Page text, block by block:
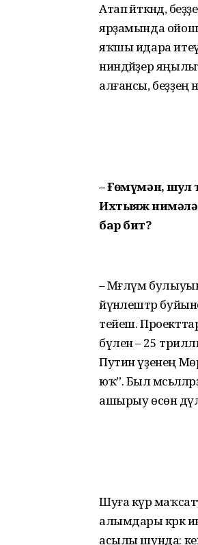
Атап әйткәндә,
ярҙамында
яҡшы идара
ниндәйҙер
алғансы, беҙҙең
– Ғөмүмән, шул
Ихтыяж
бар бит?
– Мәғлүм
йүнәлештәр
тейеш.
бүленә – 25
Путин үҙенең
юҡ”. Был
ашырыу өсөн
Шуға күрә
алымдары кәрәк
асылы шунда: